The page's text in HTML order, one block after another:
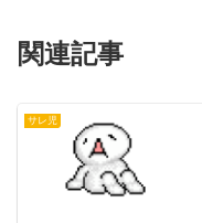
関連記事
サレ児